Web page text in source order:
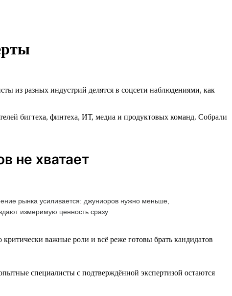
из разных индустрий делятся в соцсети наблюдениями, как
бигтеха, финтеха, ИТ, медиа и продуктовых команд. Собрали
не хватает
рынка усиливается: джуниоров нужно меньше,
измеримую ценность сразу
важные роли и всё реже готовы брать кандидатов
специалисты с подтверждённой экспертизой остаются